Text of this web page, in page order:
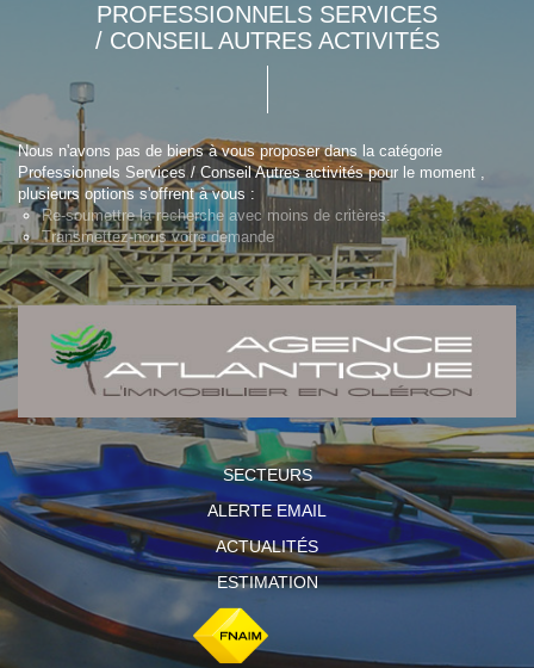
PROFESSIONNELS SERVICES
/ CONSEIL AUTRES ACTIVITÉS
Nous n'avons pas de biens à vous proposer dans la catégorie
Professionnels Services / Conseil Autres activités pour le moment ,
plusieurs options s'offrent à vous :
Re-soumettre la recherche avec moins de critères.
Transmettez-nous votre demande
SECTEURS
ALERTE EMAIL
ACTUALITÉS
ESTIMATION